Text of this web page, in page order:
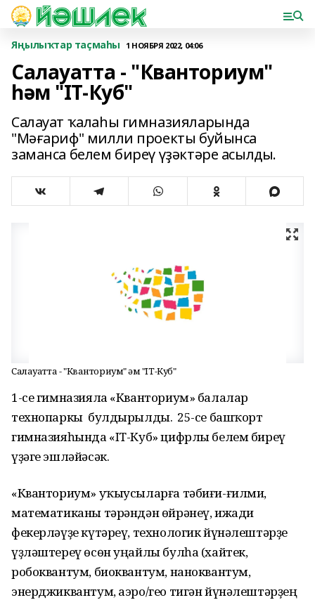
Яңылыҡтар таҫмаһы 1 НОЯБРЯ 2022, 04:06
Салауатта - "Кванториум"
һәм "IT-Куб"
Салауат ҡалаһы гимназияларында
"Мәғариф" милли проекты буйынса
заманса белем биреү үҙәктәре асылды.
Салауатта - "Кванториум" һәм "IT-Куб"
1-се гимназияла «Кванториум» балалар
технопаркы булдырылды. Ә 25-се башҡорт
гимназияһында «IT-Куб» цифрлы белем биреү
үҙәге эшләйәсәк.
«Кванториум» уҡыусыларға тәбиғи-ғилми,
математиканы тәрәндән өйрәнеү, ижади
фекерләүҙе күтәреү, технологик йүнәлештәрҙе
үҙләштереү өсөн уңайлы булһа (хайтек,
робоквантум, биоквантум, наноквантум,
энерджиквантум, аэро/гео тигән йүнәлештәрҙең